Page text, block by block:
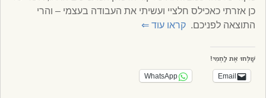
כן אזרתי כאכילס חלציי ועשיתי את העבודה בעצמי – והרי
התוצאה לפניכם.קראו עוד⇐
שַׁלְּחוּ אֶת לַחְמִי!
Email
WhatsApp